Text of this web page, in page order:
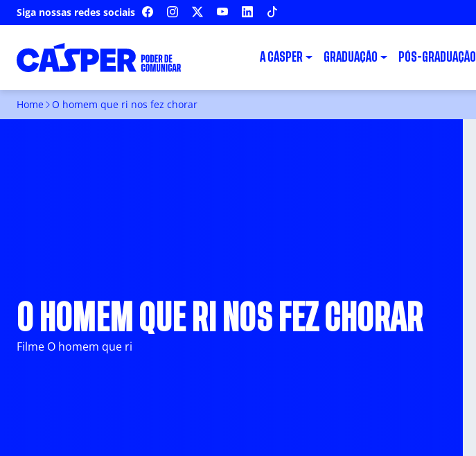
Siga nossas redes sociais FACEBOOKINSTAGRAM YOUTUBELINKEDIN
A CÁSPER GRADUAÇÃO PÓS-GRADUAÇÃO
Home O homem que ri nos fez chorar
O HOMEM QUE RI NOS FEZ CHORAR
Filme O homem que ri